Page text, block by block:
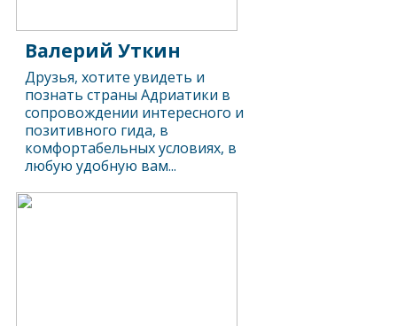
Валерий Уткин
Друзья, хотите увидеть и
познать страны Адриатики в
сопровождении интересного и
позитивного гида, в
комфортабельных условиях, в
любую удобную вам...